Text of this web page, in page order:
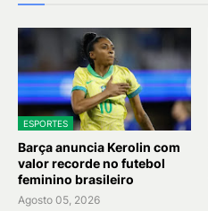
ESPORTES
Barça anuncia Kerolin com
valor recorde no futebol
feminino brasileiro
Agosto 05, 2026